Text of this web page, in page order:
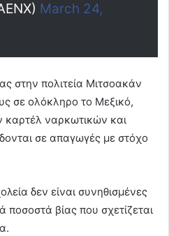
March 24,
στην πολιτεία Μιτσοακάν
σε ολόκληρο το Μεξικό,
καρτέλ ναρκωτικών και
σε απαγωγές με στόχο
δεν είναι συνηθισμένες
βίας που σχετίζεται